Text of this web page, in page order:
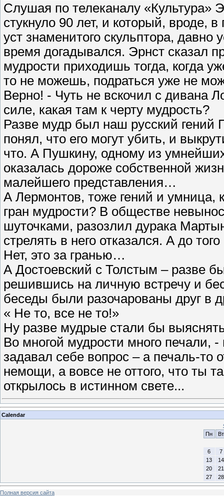
Слушая по телеканалу «Культура»
стукнуло 90 лет, и который, вроде,
уст знаменитого скульптора,
время догадывался. Эрнст сказал
мудрости приходишь тогда, когда
то не можешь, подраться уже не
Верно! - Чуть не вскочил с дивана
силе, какая там к черту мудрость?
Разве мудр был наш русский
понял, что его могут убить, и
что. А Пушкину, одному из
оказалась дороже собственной
малейшего представления…
А Лермонтов, тоже гений и умница,
гран мудрости? В обществе
шуточками, разозлил дурака
стрелять в него отказался. А до
Нет, это за гранью…
А Достоевский с Толстым – разве
решившись на личную встречу и
беседы были разочарованы друг в
« Не то, все не то!»
Ну разве мудрые стали бы
Во многой мудрости много печали, -
задавал себе вопрос – а печаль-то
немощи, а вовсе не оттого, что ты
открылось в истинном свете...
Calendar
Пн
Вт
6
7
13
14
20
21
27
28
Полная версия сайта